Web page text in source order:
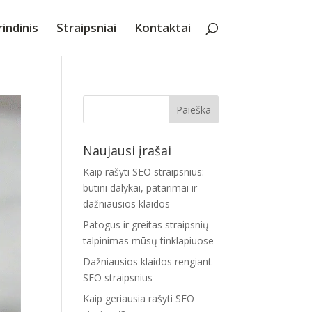
Straipsniai Kontaktai
Naujausi įrašai
Kaip rašyti SEO straipsnius:
būtini dalykai, patarimai ir
dažniausios klaidos
Patogus ir greitas straipsnių
talpinimas mūsų tinklapiuose
Dažniausios klaidos rengiant
SEO straipsnius
Kaip geriausia rašyti SEO